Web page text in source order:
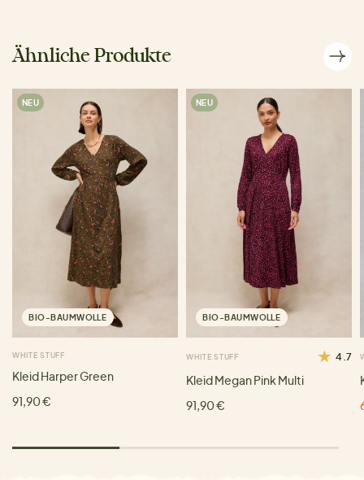
Ähnliche Produkte
NEU
BIO-BAUMWOLLE
WHITE STUFF
Kleid Harper Green
91,90 €
NEU
BIO-BAUMWOLLE
WHITE STUFF 4.7
Kleid Megan Pink Multi
91,90 €